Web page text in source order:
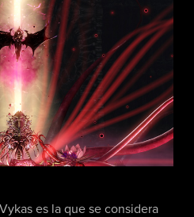
es la que se considera